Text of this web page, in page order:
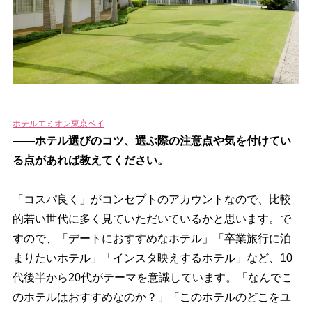
ホテルエミオン東京ベイ
――ホテル選びのコツ、選ぶ際の注意点や気を付けてい
る点があれば教えてください。
「コスパ良く」がコンセプトのアカウントなので、比較
的若い世代に多く見ていただいているかと思います。で
すので、「デートにおすすめなホテル」「卒業旅行に泊
まりたいホテル」「インスタ映えするホテル」など、10
代後半から20代がテーマを意識しています。「なんでこ
のホテルはおすすめなのか？」「このホテルのどこをユ